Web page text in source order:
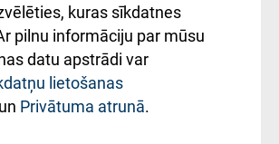
kuras sīkdatnes
pilnu informāciju par mūsu
datu apstrādi var
lietošanas
un Privātuma atrunā.